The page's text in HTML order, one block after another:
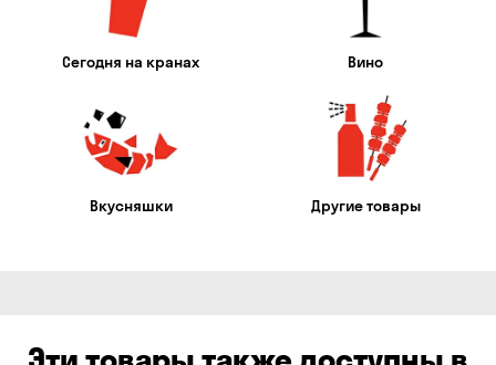
Сегодня на кранах Вино
Вкусняшки Другие товары